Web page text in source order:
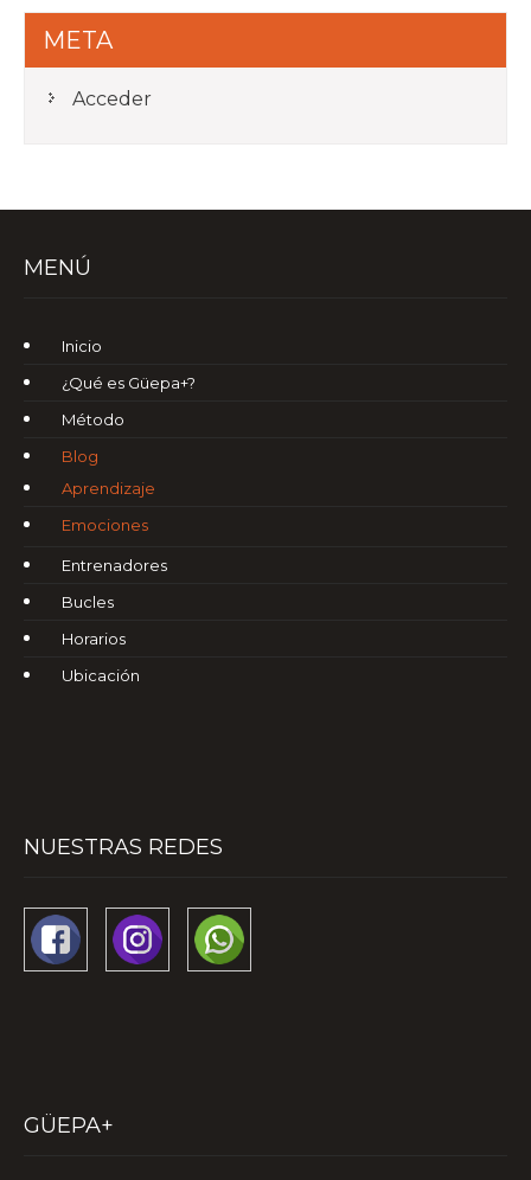
META
Acceder
MENÚ
Inicio
¿Qué es Güepa+?
Método
Blog
Aprendizaje
Emociones
Entrenadores
Bucles
Horarios
Ubicación
NUESTRAS REDES
GÜEPA+